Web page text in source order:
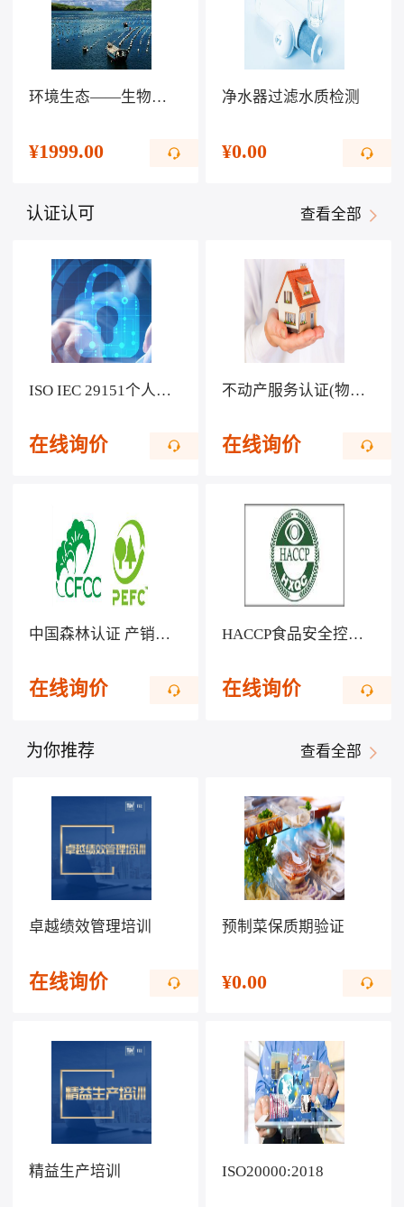
环境生态——生物科技提高生活水平
¥1999.00
净水器过滤水质检测
¥0.00
认证认可 查看全部
ISO IEC 29151个人可识别信息保护管理体系认证
在线询价
不动产服务认证(物业服务)
在线询价
中国森林认证 产销监管链CFCC/COC
在线询价
HACCP食品安全控制体系认证
在线询价
为你推荐 查看全部
卓越绩效管理培训
在线询价
预制菜保质期验证
¥0.00
精益生产培训 ISO20000:2018